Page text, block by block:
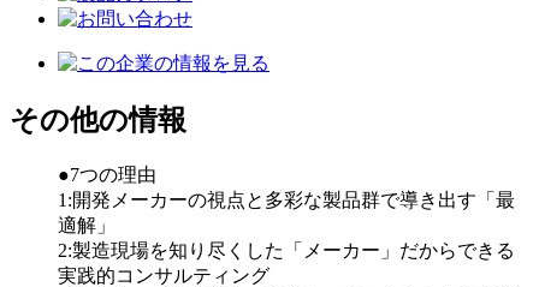
その他の情報
●7つの理由
1:開発メーカーの視点と多彩な製品群で導き出す「最
適解」
2:製造現場を知り尽くした「メーカー」だからできる
実践的コンサルティング